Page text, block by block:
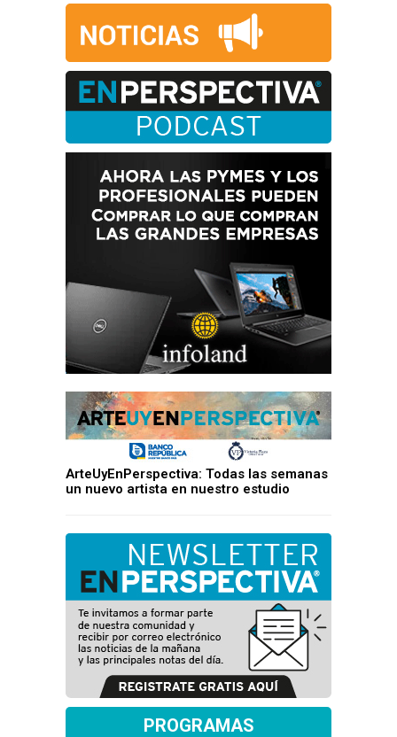
ArteUyEnPerspectiva: Todas las semanas
un nuevo artista en nuestro estudio
PROGRAMAS